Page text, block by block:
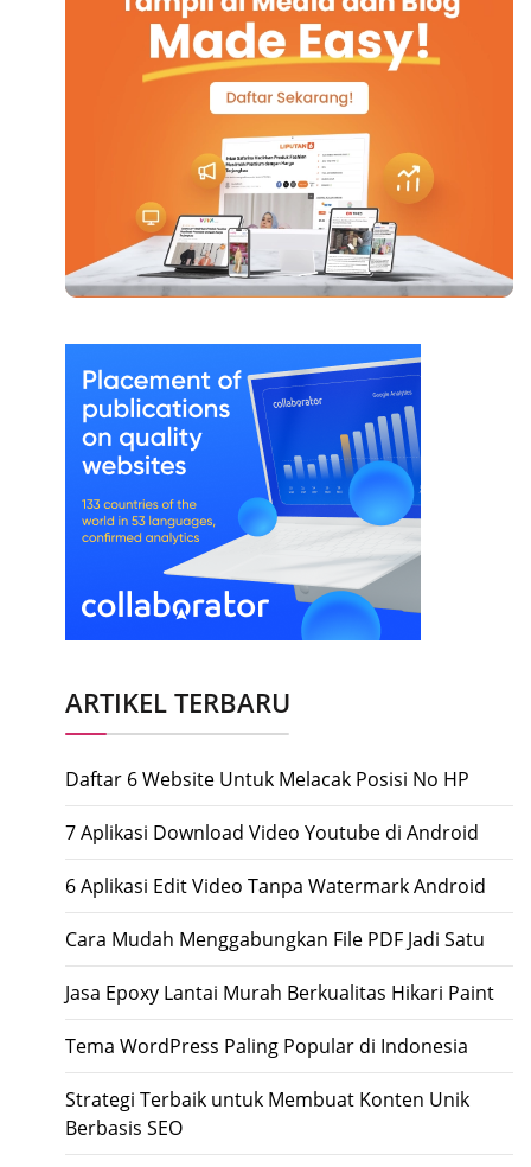
ARTIKEL TERBARU
Daftar 6 Website Untuk Melacak Posisi No HP
7 Aplikasi Download Video Youtube di Android
6 Aplikasi Edit Video Tanpa Watermark Android
Cara Mudah Menggabungkan File PDF Jadi Satu
Jasa Epoxy Lantai Murah Berkualitas Hikari Paint
Tema WordPress Paling Popular di Indonesia
Strategi Terbaik untuk Membuat Konten Unik
Berbasis SEO